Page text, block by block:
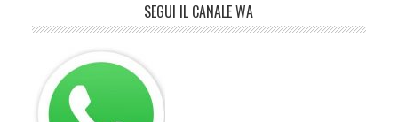
SEGUI IL CANALE WA